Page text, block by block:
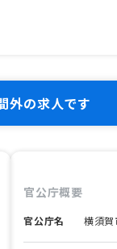
外の求人です
官公庁概要
官公庁名 横須